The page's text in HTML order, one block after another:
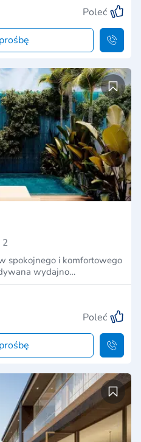
Poleć
2
spokojnego i komfortowego
wydajno…
Poleć